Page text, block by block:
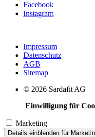
Facebook
Instagram
Impressum
Datenschutz
AGB
Sitemap
© 2026 Sardafit AG
Einwilligung für
Marketing
Details einblenden für